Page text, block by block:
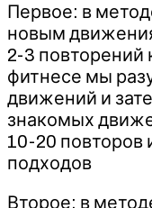
Первое: в
новым
2-3 повторений
фитнесе мы
движений и
знакомых
10-20 повторов
подходов
Второе: в